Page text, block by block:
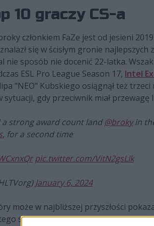
10 graczy CS-a
członkiem FaZe jest od jesieni
się w ścisłym gronie
nie sposób nie docenić 22-latka.
ESL Pro League Season 17, Intel
"NEO" Kubskiego osiągnął też
gdy przeciwnik miał przewagę
a strong award count land @brokyin
, for a second time
pic.twitter.com/VitN2gsLIk
January 6, 2024
może w najbliższej przyszłości
samego zawodnika, którego